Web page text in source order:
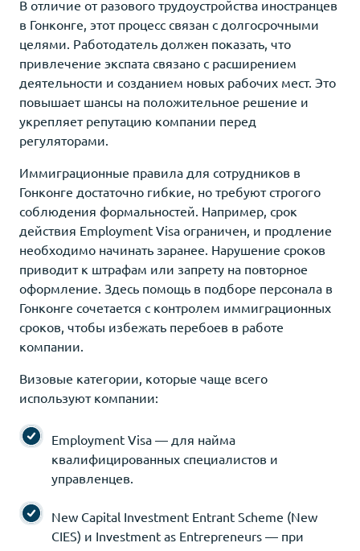
В отличие от разового трудоустройства иностранцев
в Гонконге, этот процесс связан с долгосрочными
целями. Работодатель должен показать, что
привлечение экспата связано с расширением
деятельности и созданием новых рабочих мест. Это
повышает шансы на положительное решение и
укрепляет репутацию компании перед
регуляторами.
Иммиграционные правила для сотрудников в
Гонконге достаточно гибкие, но требуют строгого
соблюдения формальностей. Например, срок
действия Employment Visa ограничен, и продление
необходимо начинать заранее. Нарушение сроков
приводит к штрафам или запрету на повторное
оформление. Здесь помощь в подборе персонала в
Гонконге сочетается с контролем иммиграционных
сроков, чтобы избежать перебоев в работе
компании.
Визовые категории, которые чаще всего
используют компании:
Employment Visa — для найма
квалифицированных специалистов и
управленцев.
New Capital Investment Entrant Scheme (New
CIES) и Investment as Entrepreneurs — при